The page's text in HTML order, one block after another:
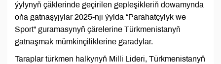
ýylynyň çäklerinde geçirilen gepleşikleriň dowamynda
oňa gatnaşyjylar 2025-nji ýylda “Parahatçylyk we
Sport” guramasynyň çärelerine Türkmenistanyň
gatnaşmak mümkinçiliklerine garadylar.
Taraplar türkmen halkynyň Milli Lideri, Türkmenistanyň